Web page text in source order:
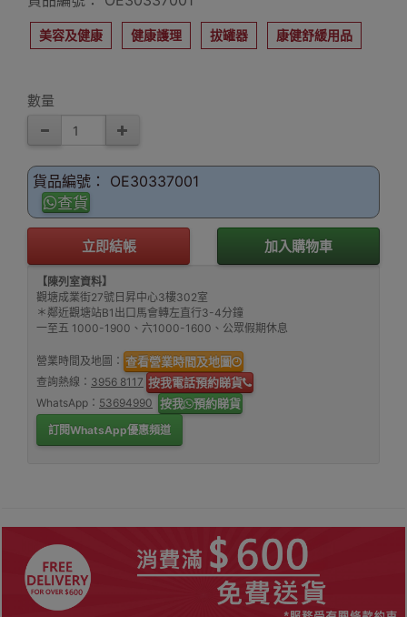
美容及健康 健康護理 拔罐器 康健舒緩用品
數量
貨品編號： OE30337001
查貨
立即結帳 加入購物車
【陳列室資料】
觀塘成業街27號日昇中心3樓302室
＊鄰近觀塘站B1出口馬會轉左直行3-4分鐘
一至五 1000-1900、六1000-1600、公眾假期休息
營業時間及地圖： 查看營業時間及地圖
查詢熱線： 3956 8117 按我電話預約睇貨
WhatsApp： 53694990 按我 預約睇貨
訂閱WhatsApp優惠頻道